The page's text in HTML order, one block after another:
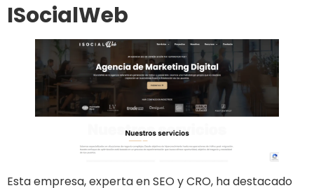
ISocialWeb
Esta empresa, experta en SEO y CRO, ha destacado